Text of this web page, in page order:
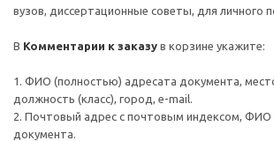
вузов, диссертационные советы, для личного
В Комментарии к заказу в корзине укажите:
1. ФИО (полностью) адресата документа,
должность (класс), город, e-mail.
2. Почтовый адрес c почтовым индексом, ФИО
документа.